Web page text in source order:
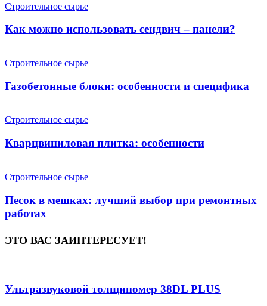
Строительное сырье
Как можно использовать сендвич – панели?
Строительное сырье
Газобетонные блоки: особенности и специфика
Строительное сырье
Кварцвиниловая плитка: особенности
Строительное сырье
Песок в мешках: лучший выбор при ремонтных
работах
ЭТО ВАС ЗАИНТЕРЕСУЕТ!
Ультразвуковой толщиномер 38DL PLUS